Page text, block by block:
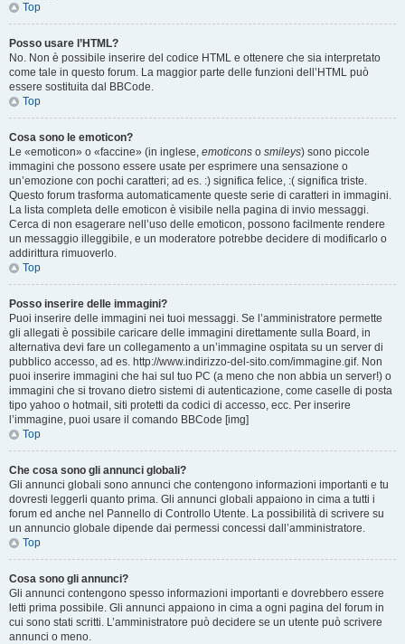
Top
Posso usare l’HTML?
No. Non è possibile inserire del codice HTML e ottenere che sia interpretato
come tale in questo forum. La maggior parte delle funzioni dell’HTML può
essere sostituita dal BBCode.
Top
Cosa sono le emoticon?
Le «emoticon» o «faccine» (in inglese, emoticons o smileys) sono piccole
immagini che possono essere usate per esprimere una sensazione o
un’emozione con pochi caratteri; ad es. :) significa felice, :( significa triste.
Questo forum trasforma automaticamente queste serie di caratteri in immagini.
La lista completa delle emoticon è visibile nella pagina di invio messaggi.
Cerca di non esagerare nell’uso delle emoticon, possono facilmente rendere
un messaggio illeggibile, e un moderatore potrebbe decidere di modificarlo o
addirittura rimuoverlo.
Top
Posso inserire delle immagini?
Puoi inserire delle immagini nei tuoi messaggi. Se l’amministratore permette
gli allegati è possibile caricare delle immagini direttamente sulla Board, in
alternativa devi fare un collegamento a un’immagine ospitata su un server di
pubblico accesso, ad es. http://www.indirizzo-del-sito.com/immagine.gif. Non
puoi inserire immagini che hai sul tuo PC (a meno che non abbia un server!) o
immagini che si trovano dietro sistemi di autenticazione, come caselle di posta
tipo yahoo o hotmail, siti protetti da codici di accesso, ecc. Per inserire
l’immagine, puoi usare il comando BBCode [img]
Top
Che cosa sono gli annunci globali?
Gli annunci globali sono annunci che contengono informazioni importanti e tu
dovresti leggerli quanto prima. Gli annunci globali appaiono in cima a tutti i
forum ed anche nel Pannello di Controllo Utente. La possibilità di scrivere su
un annuncio globale dipende dai permessi concessi dall’amministratore.
Top
Cosa sono gli annunci?
Gli annunci contengono spesso informazioni importanti e dovrebbero essere
letti prima possibile. Gli annunci appaiono in cima a ogni pagina del forum in
cui sono stati scritti. L’amministratore può decidere se un utente può scrivere
annunci o meno.